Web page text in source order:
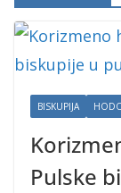
BISKUPIJA
Pulske